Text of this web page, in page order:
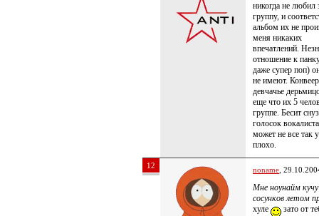
никогда не любил
группу, и
альбом их не
меня никаких
впечатлений.
отношение к
даже супер поп)
не имеют.
девчачье
еще что их 5
группе. Бесит
голосок
может не все так
плохо.
12 noname ,
Мне ноунайм
сосунков летом
хуле
зато от